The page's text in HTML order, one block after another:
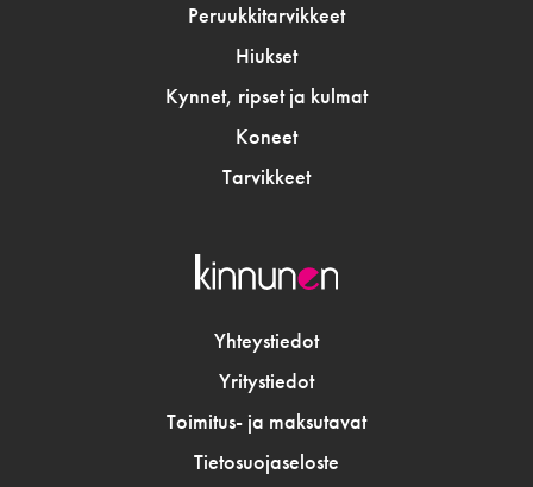
Peruukkitarvikkeet
Hiukset
Kynnet, ripset ja kulmat
Koneet
Tarvikkeet
Yhteystiedot
Yritystiedot
Toimitus- ja maksutavat
Tietosuojaseloste